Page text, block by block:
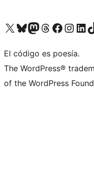
Visita nuestra cuenta de X (anteriormente Twitter)
Visita nuestra cuenta de Bluesky
Visita nuestra cuenta de Mastodon
Visita nuestra cuenta de Threads
Visita nuestra página de
Visita nuestra
Visita
El código es poesía.
The WordPress®
of the WordPress